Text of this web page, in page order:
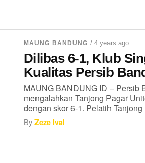
MAUNG BANDUNG / 4 years ago
Dilibas 6-1, Klub
Kualitas Persib
MAUNG BANDUNG ID – Persib
mengalahkan Tanjong Pagar
dengan skor 6-1. Pelatih
By Zeze Ival